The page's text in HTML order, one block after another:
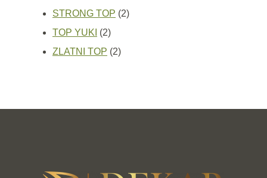
proizvoda
STRONG TOP 22
TOP YUKI 22
proizvoda
ZLATNI TOP 22